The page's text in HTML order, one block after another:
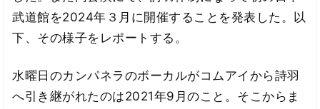
武道館を2024年３月に開催することを発表した。以
下、その様子をレポートする。
水曜日のカンパネラのボーカルがコムアイから詩羽
へ引き継がれたのは2021年9月のこと。そこからま